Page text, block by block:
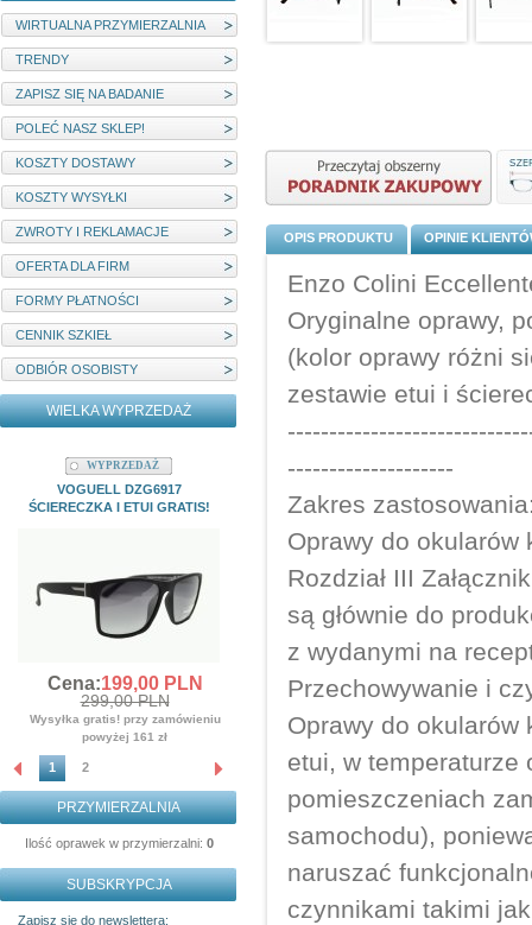
WIRTUALNA PRZYMIERZALNIA
TRENDY
ZAPISZ SIĘ NA BADANIE
POLEĆ NASZ SKLEP!
KOSZTY DOSTAWY
KOSZTY WYSYŁKI
ZWROTY I REKLAMACJE
OFERTA DLA FIRM
FORMY PŁATNOŚCI
CENNIK SZKIEŁ
ODBIÓR OSOBISTY
WIELKA WYPRZEDAŻ
WYPRZEDAŻ
VOGUELL DZG6917
ŚCIERECZKA I ETUI GRATIS!
Cena:199,00PLN
299,00 PLN
Wysyłka gratis! przy zamówieniu
powyżej 161 zł
ŚCIERECZKA GRATIS!!!
Cena:139,00PLN
359,00 PLN
Wysyłka gratis! przy zamówieniu
1 2
PRZYMIERZALNIA
Ilość oprawek w przymierzalni: 0
SUBSKRYPCJA
Zapisz się do newslettera:
OPIS PRODUKTU OPINIE
Enzo Colini
Oryginalne oprawy,
(kolor oprawy różni
zestawie etui i
--------------------
Zakres
Oprawy do okularów
Rozdział III
są głównie do
z wydanymi na
Przechowywanie i
Oprawy do okularów
etui, w temperaturze
pomieszczeniach
samochodu),
naruszać
czynnikami takimi